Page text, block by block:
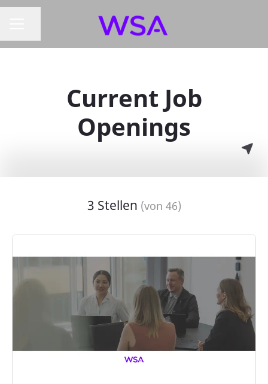
Current Job
Openings
3 Stellen (von 46)